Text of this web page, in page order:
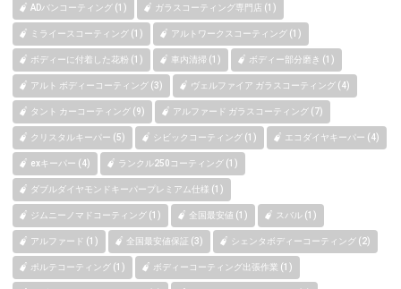
ADバンコーティング (1) ガラスコーティング専門店 (1)
ミライースコーティング (1) アルトワークスコーティング (1)
ボディーに付着した花粉 (1) 車内清掃 (1) ボディー部分磨き (1)
アルト ボディーコーティング (3) ヴェルファイア ガラスコーティング (4)
タント カーコーティング (9) アルファード ガラスコーティング (7)
クリスタルキーパー (5) シビックコーティング (1) エコダイヤキーパー (4)
exキーパー (4) ランクル250コーティング (1)
ダブルダイヤモンドキーパープレミアム仕様 (1)
ジムニーノマドコーティング (1) 全国最安値 (1) スバル (1)
アルファード (1) 全国最安値保証 (3) シェンタボディーコーティング (2)
ポルテコーティング (1) ボディーコーティング出張作業 (1)